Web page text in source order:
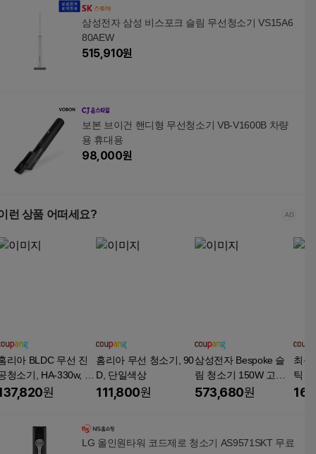
삼성전자 삼성 비스포크 슬림 무선청소기 VS15A6
80AEW
515,910원
보본 브이건 핸디형 무선청소기 VB-V1600B 차량
용 휴대용
98,000원
런 상품 어떠세요?
리아 BLDC 무선 진
청소기, HA-330w, 화
트
원
홈리아 무선 청소기, 90
D, 단일색상
111,800원
삼성전자 Bespoke 슬
림 청소기 150W 고객
직접설치
573,680원
최신
틱
력
LG 올인원타워 코드제로 청소기 AS9571SKT 무료